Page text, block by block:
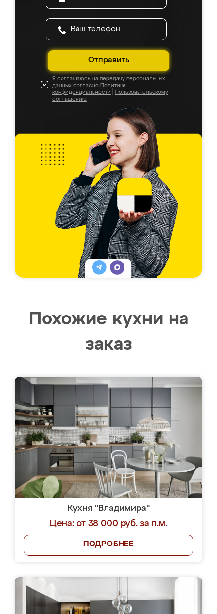
Отправить
Я соглашаюсь на передачу персональных
данных согласно Политике
конфиденциальности
Пользовательскому
соглашению
Похожие кухни на
заказ
Кухня "Владимира"
Цена: от 38 000 руб. за п.м.
ПОДРОБНЕЕ